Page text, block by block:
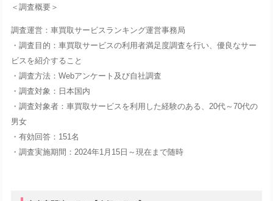
＜調査概要＞
調査運営：車買取サービスランキング運営事務局
・調査目的：車買取サービスの利用者満足度調査を行い、優良なサー
ビスを紹介すること
・調査方法：Webアンケート及び自社調査
・調査対象：日本国内
・調査対象者：車買取サービスを利用した経験のある、20代～70代の
男女
・有効回答：151名
・調査実施期間：2024年1月15日～現在まで随時